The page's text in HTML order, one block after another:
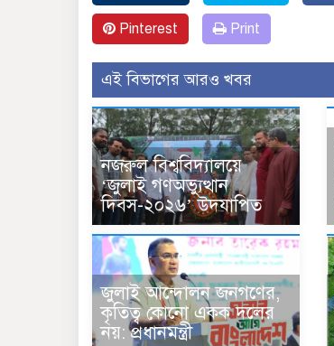
Pinterest Print
এই বিভাগের আরও খবর
নজরুল বিশ্ববিদ্যালয়ে
‘জুলাই গণঅভ্যুত্থান
দিবস-২০২৬’ উদযাপিত
জুলাই আন্দোলন জনগণের,
কৃতিত্ব কোনো একক দলের
নয়: প্রধানমন্ত্রী